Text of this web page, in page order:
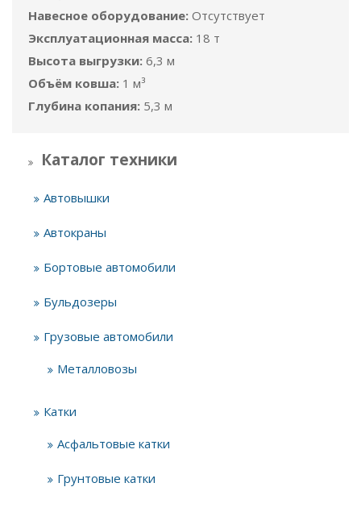
Навесное оборудование: Отсутствует
Эксплуатационная масса: 18 т
Высота выгрузки: 6,3 м
Объём ковша: 1 м³
Глубина копания: 5,3 м
Каталог техники
Автовышки
Автокраны
Бортовые автомобили
Бульдозеры
Грузовые автомобили
Металловозы
Катки
Асфальтовые катки
Грунтовые катки